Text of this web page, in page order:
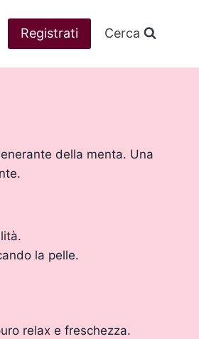
Registrati Cerca
della menta. Una
la pelle.
relax e freschezza.